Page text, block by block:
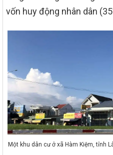
vốn huy động nhân dân
Một khu dân cư ở xã Hàm Kiệm, tỉnh